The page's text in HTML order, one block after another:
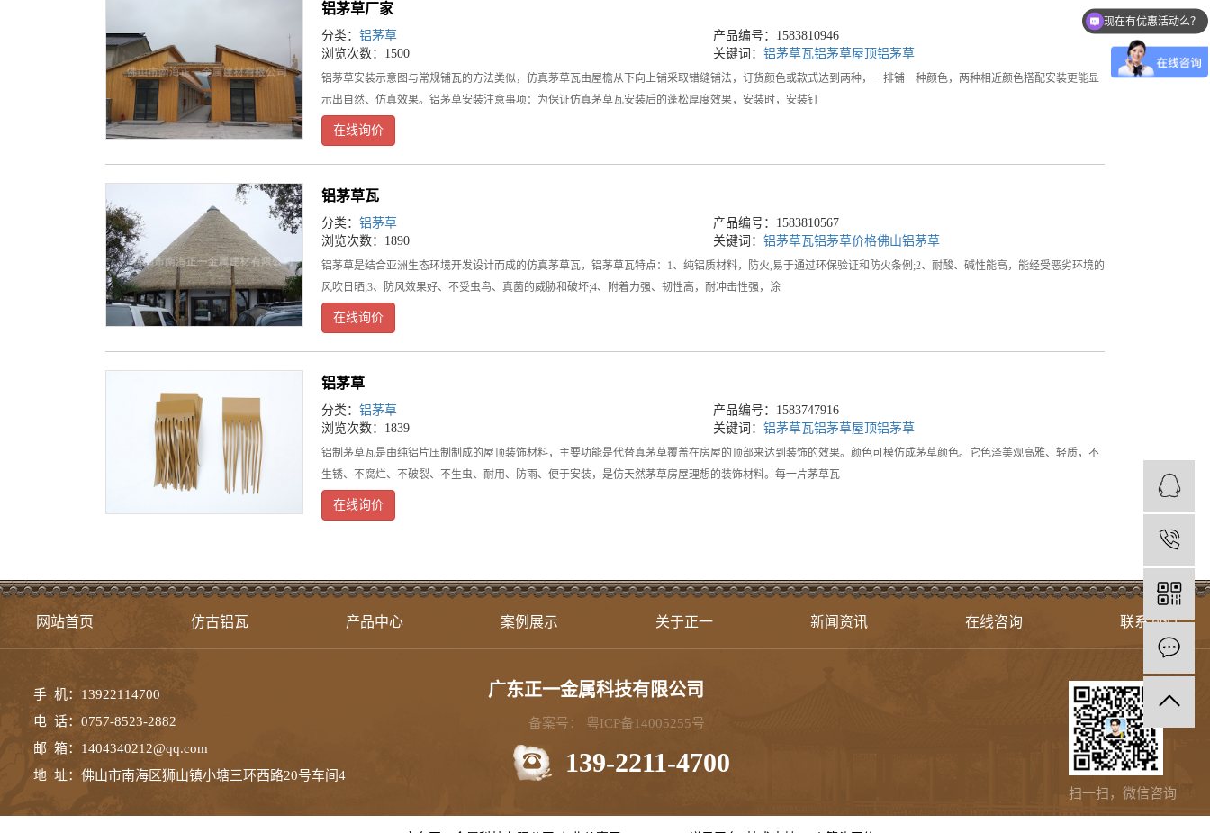
铝茅草厂家
分类： 铝茅草
产品编号：1583810946
浏览次数：1500
关键词： 铝茅草瓦铝茅草屋顶铝茅草
铝茅草安装示意图与常规铺瓦的方法类似，仿真茅草瓦由屋檐从下向上铺采取错缝铺法，订货颜色或款式达到两种，一排铺一种颜色，两种相近颜色搭配安装更能显
示出自然、仿真效果。铝茅草安装注意事项：为保证仿真茅草瓦安装后的蓬松厚度效果，安装时，安装钉
在线询价
铝茅草瓦
分类： 铝茅草
产品编号：1583810567
浏览次数：1890
关键词： 铝茅草瓦铝茅草价格佛山铝茅草
铝茅草是结合亚洲生态环境开发设计而成的仿真茅草瓦，铝茅草瓦特点：1、纯铝质材料，防火,易于通过环保验证和防火条例;2、耐酸、碱性能高，能经受恶劣环境的
风吹日晒;3、防风效果好、不受虫鸟、真菌的威胁和破坏;4、附着力强、韧性高，耐冲击性强，涂
在线询价
铝茅草
分类： 铝茅草
产品编号：1583747916
浏览次数：1839
关键词： 铝茅草瓦铝茅草屋顶铝茅草
铝制茅草瓦是由纯铝片压制制成的屋顶装饰材料，主要功能是代替真茅草覆盖在房屋的顶部来达到装饰的效果。颜色可模仿成茅草颜色。它色泽美观高雅、轻质，不
生锈、不腐烂、不破裂、不生虫、耐用、防雨、便于安装，是仿天然茅草房屋理想的装饰材料。每一片茅草瓦
在线询价
网站首页 仿古铝瓦 产品中心 案例展示 关于正一 新闻资讯 在线咨询 联系我们
手 机：13922114700
电 话：0757-8523-2882
邮 箱：1404340212@qq.com
地 址：佛山市南海区狮山镇小塘三环西路20号车间4
广东正一金属科技有限公司
备案号： 粤ICP备14005255号
139-2211-4700
扫一扫，微信咨询
现在有优惠活动么？